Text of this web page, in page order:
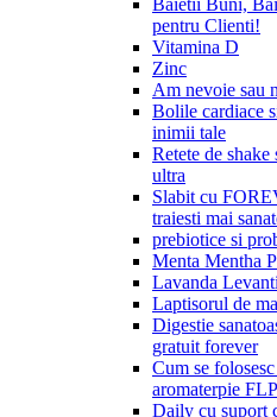
Baietii Buni,
pentru Clienti!
Vitamina D
Zinc
Am nevoie sau
Bolile cardiace
inimii tale
Retete de
ultra
Slabit cu
traiesti mai
prebiotice si
Menta Mentha
Lavanda
Laptisorul de
Digestie
gratuit forever
Cum se
aromaterpie FLP
Daily cu suport